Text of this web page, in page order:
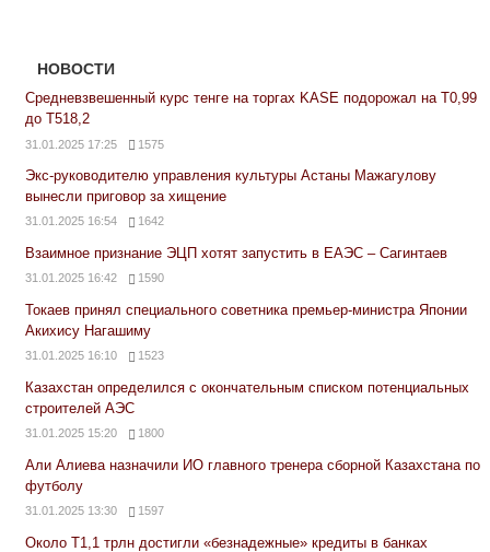
НОВОСТИ
Средневзвешенный курс тенге на торгах KASE подорожал на Т0,99
до Т518,2
31.01.2025 17:25 1575
Экс-руководителю управления культуры Астаны Мажагулову
вынесли приговор за хищение
31.01.2025 16:54 1642
Взаимное признание ЭЦП хотят запустить в ЕАЭС – Сагинтаев
31.01.2025 16:42 1590
Токаев принял специального советника премьер-министра Японии
Акихису Нагашиму
31.01.2025 16:10 1523
Казахстан определился с окончательным списком потенциальных
строителей АЭС
31.01.2025 15:20 1800
Али Алиева назначили ИО главного тренера сборной Казахстана по
футболу
31.01.2025 13:30 1597
Около Т1,1 трлн достигли «безнадежные» кредиты в банках